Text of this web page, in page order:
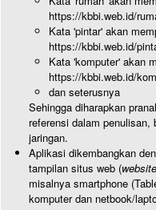
https://kbbi.web.id/
Kata 'pintar' akan
https://kbbi.web.id/
Kata 'komputer' akan
https://kbbi.web.id/
dan seterusnya
Sehingga diharapkan
referensi dalam
jaringan.
Aplikasi dikembangkan
tampilan situs web (website
misalnya smartphone
komputer dan netbook/